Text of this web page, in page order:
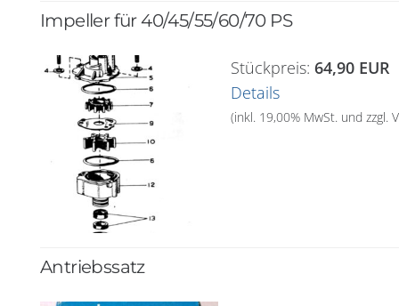
Impeller für 40/45/55/60/70 PS
Stückpreis: 64,90 EUR
Details
(inkl. 19,00% MwSt. und zzgl.
Antriebssatz